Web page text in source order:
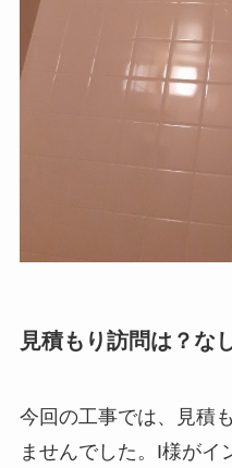
見積もり訪問は？
今回の工事では、見積
ませんでした。I様がイ